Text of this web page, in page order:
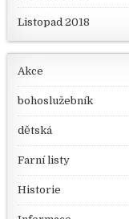
Listopad 2018
Akce
bohoslužebník
dětská
Farní listy
Historie